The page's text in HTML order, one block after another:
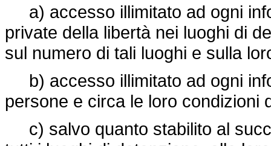
a) accesso illimitato ad ogni
private della libertà nei luoghi di
sul numero di tali luoghi e sulla
b) accesso illimitato ad ogni
persone e circa le loro condizioni
c) salvo quanto stabilito al